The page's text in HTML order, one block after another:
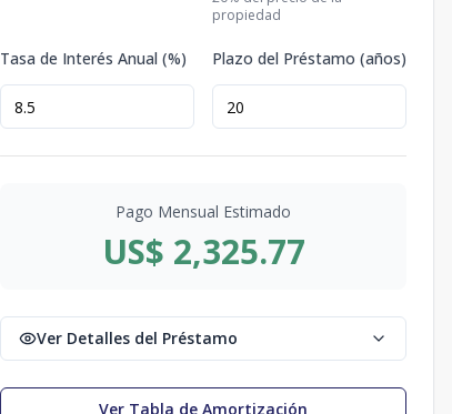
propiedad
Tasa de Interés Anual (%) Plazo del Préstamo (años)
Pago Mensual Estimado
US$ 2,325.77
Ver Detalles del Préstamo
Ver Tabla de Amortización